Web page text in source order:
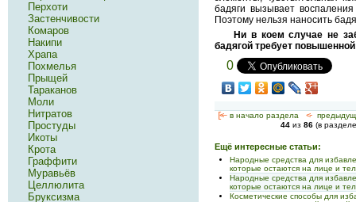
бадяги вызывает
Поэтому нельзя наносить
Ни в коем случае не
бадягой требует
0
[<— в начало раздела <-
44 из 86 (в
Ещё интересные статьи:
Народные средства для
которые остаются на лице и
Народные средства для
которые остаются на лице и
Косметические способы для
Перхоти
Застенчивости
Комаров
Накипи
Храпа
Похмелья
Прыщей
Тараканов
Моли
Нитратов
Простуды
Икоты
Крота
Граффити
Муравьёв
Целлюлита
Бруксизма